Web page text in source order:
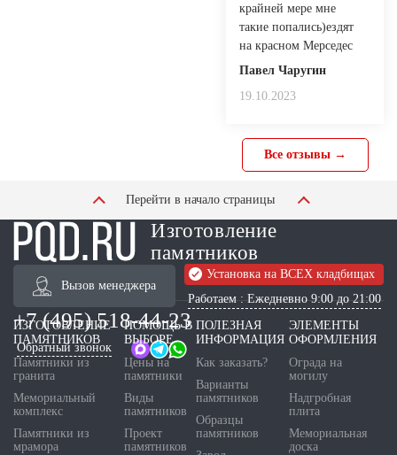
крайней мере мне
такие попались)ездят
на красном Мерседес
Павел Чаругин
19.10.2023
Все отзывы →
Перейти в начало страницы
Изготовление
памятников
Вызов менеджера
Установка на ВСЕХ кладбищах
Работаем : Ежедневно 9:00 до 21:00
+7 (495) 518-44-23
Обратный звонок
ИЗГОТОВЛЕНИЕ
ПАМЯТНИКОВ
Памятники из
гранита
Мемориальный
комплекс
Памятники из
мрамора
ПОМОЩЬ В
ВЫБОРЕ
Цены на
памятники
Виды
памятников
Проект
памятников
ПОЛЕЗНАЯ
ИНФОРМАЦИЯ
Как заказать?
Варианты
памятников
Образцы
памятников
ЭЛЕМЕНТЫ
ОФОРМЛЕНИЯ
Ограда на
могилу
Надгробная
плита
Мемориальная
доска